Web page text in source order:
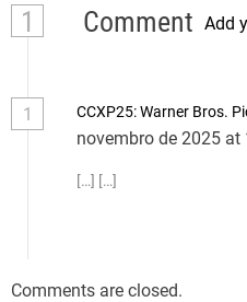
1 Comment Add
1 CCXP25: Warner Bros.
novembro de 2025 at
[…] […]
Comments are closed.